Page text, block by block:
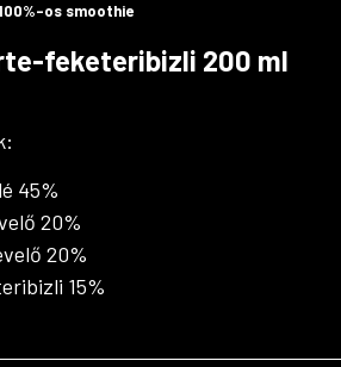
os smoothie
feketeribizli 200 ml
45%
20%
20%
15%